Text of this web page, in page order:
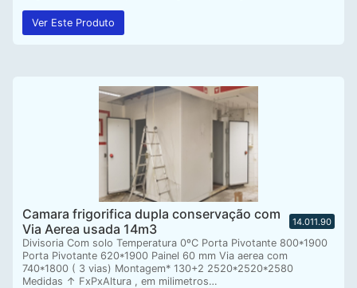
Ver Este Produto
Camara frigorifica dupla conservação com
Via Aerea usada 14m3
14.011.90
Divisoria Com solo Temperatura 0ºC Porta Pivotante 800*1900
Porta Pivotante 620*1900 Painel 60 mm Via aerea com
740*1800 ( 3 vias) Montagem* 130+2 2520*2520*2580
Medidas ↑ FxPxAltura , em milimetros…